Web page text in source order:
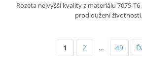
Rozeta nejvyšší kvality z materiálu 7075-
prodloužení
1 2 … 49